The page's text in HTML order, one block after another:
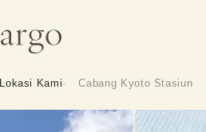
Lokasi Kami Cabang Kyoto Stasiun